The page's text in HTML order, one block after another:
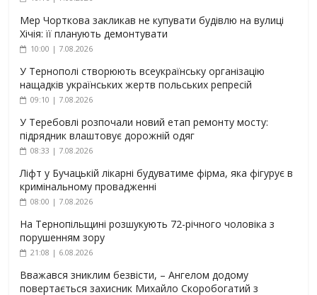
Мер Чорткова закликав не купувати будівлю на вулиці
Хічія: її планують демонтувати
10:00 | 7.08.2026
У Тернополі створюють всеукраїнську організацію
нащадків українських жертв польських репресій
09:10 | 7.08.2026
У Теребовлі розпочали новий етап ремонту мосту:
підрядник влаштовує дорожній одяг
08:33 | 7.08.2026
Ліфт у Бучацькій лікарні будуватиме фірма, яка фігурує в
кримінальному провадженні
08:00 | 7.08.2026
На Тернопільщині розшукують 72-річного чоловіка з
порушенням зору
21:08 | 6.08.2026
Вважався зниклим безвісти, – Ангелом додому
повертається захисник Михайло Скоробогатий з